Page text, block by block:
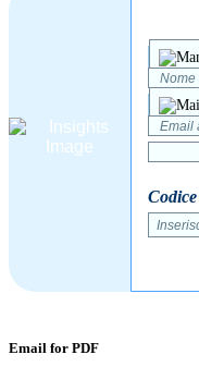
Email for PDF